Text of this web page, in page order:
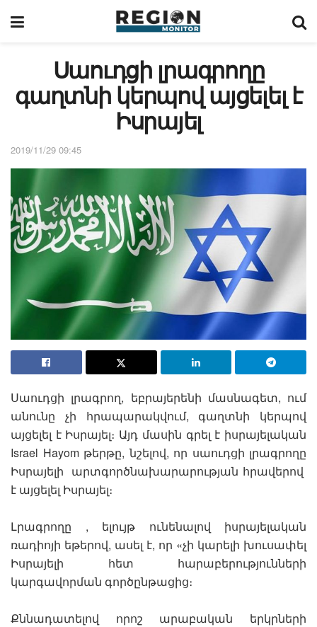
Սաուդցի լրագրողը
գաղտնի կերպով այցելել է
Իսրայել
2019/11/29 09:45
Սաուդցի լրագրող, եբրայերենի մասնագետ, ում
անունը չի հրապարակվում, գաղտնի կերպով
այցելել է Իսրայել։ Այդ մասին գրել է իսրայելական
Israel Hayom թերթը, նշելով, որ սաուդցի լրագրողը
Իսրայելի արտգործնախարարության հրավերով
է այցելել Իսրայել։
Լրագրողը , ելույթ ունենալով իսրայելական
ռադիոյի եթերով, ասել է, որ «չի կարելի խուսափել
Իսրայելի հետ հարաբերությունների
կարգավորման գործընթացից։
Քննադատելով որոշ արաբական երկրների